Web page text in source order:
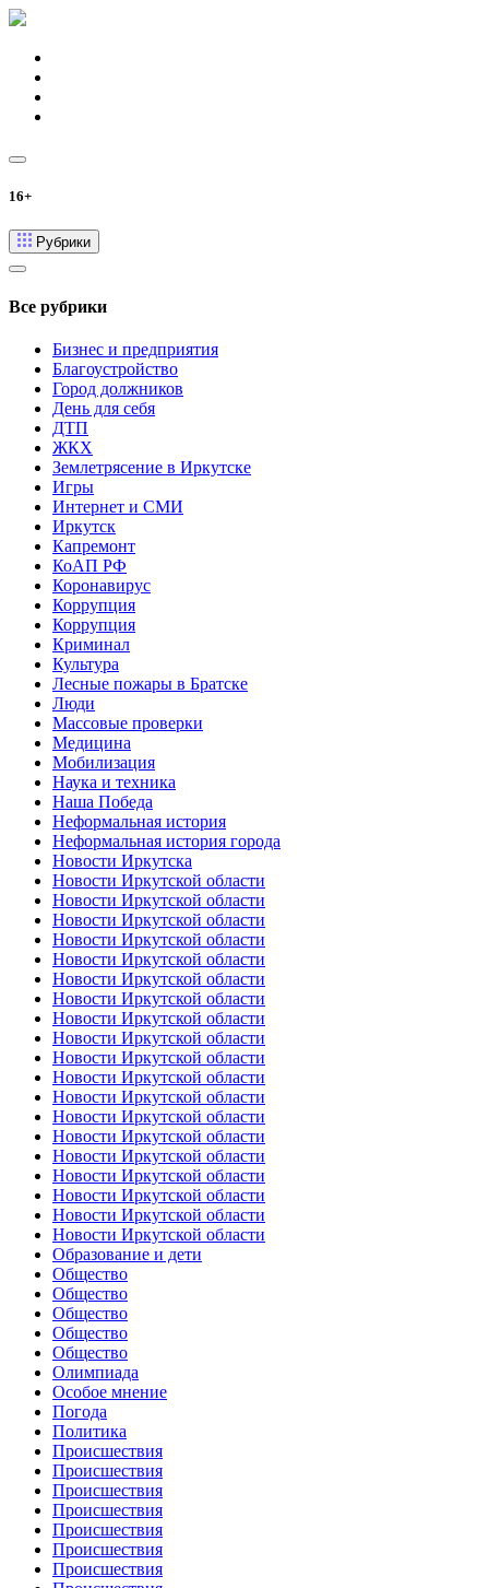
16+
Рубрики
Все рубрики
Бизнес и предприятия
Благоустройство
Город должников
День для себя
ДТП
ЖКХ
Землетрясение в Иркутске
Игры
Интернет и СМИ
Иркутск
Капремонт
КоАП РФ
Коронавирус
Коррупция
Коррупция
Криминал
Культура
Лесные пожары в Братске
Люди
Массовые проверки
Медицина
Мобилизация
Наука и техника
Наша Победа
Неформальная история
Неформальная история города
Новости Иркутска
Новости Иркутской области
Новости Иркутской области
Новости Иркутской области
Новости Иркутской области
Новости Иркутской области
Новости Иркутской области
Новости Иркутской области
Новости Иркутской области
Новости Иркутской области
Новости Иркутской области
Новости Иркутской области
Новости Иркутской области
Новости Иркутской области
Новости Иркутской области
Новости Иркутской области
Новости Иркутской области
Новости Иркутской области
Новости Иркутской области
Новости Иркутской области
Образование и дети
Общество
Общество
Общество
Общество
Общество
Олимпиада
Особое мнение
Погода
Политика
Происшествия
Происшествия
Происшествия
Происшествия
Происшествия
Происшествия
Происшествия